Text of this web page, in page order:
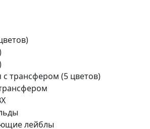
трансфером (5 цветов)
лейблы